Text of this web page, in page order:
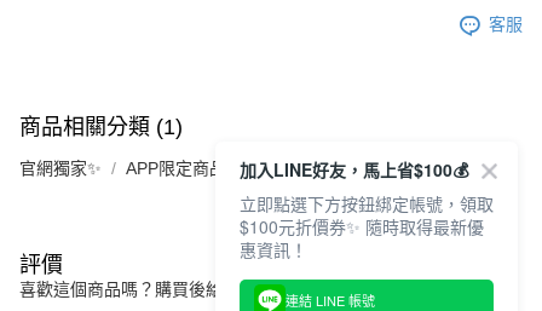
客服
商品相關分類 (1)
官網獨家✨ APP限定商品
評價
喜歡這個商品嗎？購買後給他一個好評吧
加入LINE好友，馬上省$100💰
立即點選下方按鈕綁定帳號，領取
$100元折價券✨ 隨時取得最新優
惠資訊！
連結 LINE 帳號